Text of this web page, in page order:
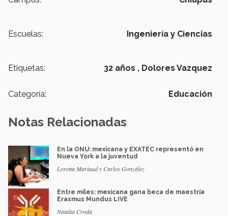
Escuelas: Ingeniería y Ciencias
Etiquetas: 32 años , Dolores Vazquez
Categoría: Educación
Notas Relacionadas
En la ONU: mexicana y EXATEC representó en
Nueva York a la juventud
Loretta Mariaud y Carlos González
Entre miles: mexicana gana beca de maestría
Erasmus Mundus LIVE
Natalia Croda